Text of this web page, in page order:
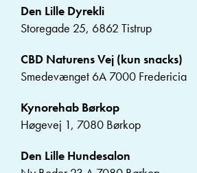
Den Lille Dyrekli
Storegade 25, 6862 Tistrup
CBD Naturens Vej (kun snacks)
Smedevænget 6A 7000 Fredericia
Kynorehab Børkop
Høgevej 1, 7080 Børkop
Den Lille Hundesalon